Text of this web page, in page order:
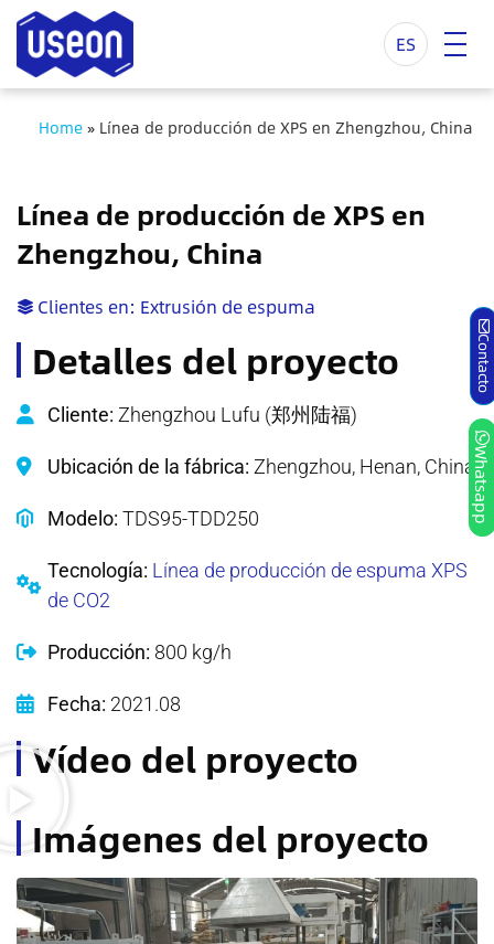
ES
Home» Línea de producción de XPS en Zhengzhou, China
Línea de producción de XPS en
Zhengzhou, China
Clientes en: Extrusión de espuma
Detalles del proyecto
Cliente: Zhengzhou Lufu (郑州陆福)
Ubicación de la fábrica: Zhengzhou, Henan, China
Modelo: TDS95-TDD250
Tecnología: Línea de producción de espuma XPS
de CO2
Producción: 800 kg/h
Fecha: 2021.08
Vídeo del proyecto
Imágenes del proyecto
Contacto
Whatsapp